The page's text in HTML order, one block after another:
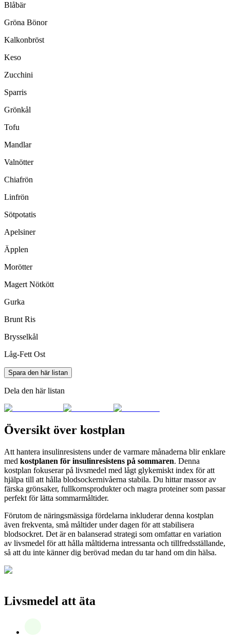
Blåbär
Gröna Bönor
Kalkonbröst
Keso
Zucchini
Sparris
Grönkål
Tofu
Mandlar
Valnötter
Chiafrön
Linfrön
Sötpotatis
Apelsiner
Äpplen
Morötter
Magert Nötkött
Gurka
Brunt Ris
Brysselkål
Låg-Fett Ost
Spara den här listan
Dela den här listan
Översikt över kostplan
Att hantera insulinresistens under de varmare månaderna blir enklare
med kostplanen för insulinresistens på sommaren. Denna
kostplan fokuserar på livsmedel med lågt glykemiskt index för att
hjälpa till att hålla blodsockernivåerna stabila. Du hittar massor av
färska grönsaker, fullkornsprodukter och magra proteiner som passar
perfekt för lätta sommarmåltider.
Förutom de näringsmässiga fördelarna inkluderar denna kostplan
även frekventa, små måltider under dagen för att stabilisera
blodsockret. Det är en balanserad strategi som omfattar en variation
av livsmedel för att hålla måltiderna intressanta och tillfredsställande,
så att du inte känner dig berövad medan du tar hand om din hälsa.
Livsmedel att äta